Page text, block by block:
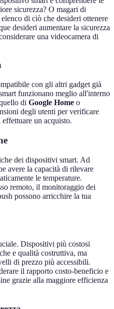
sicurezza? O magari di
di ciò che desideri ottenere
desideri aumentare la sicurezza
una videocamera di
con gli altri gadget già
funzionano meglio all'interno
di Google Home o
degli utenti per verificare
un acquisto.
dei dispositivi smart. Ad
avere la capacità di rilevare
le temperature.
remoto, il monitoraggio dei
possono arricchire la tua
Dispositivi più costosi
e qualità costruttiva, ma
di prezzo più accessibili.
il rapporto costo-beneficio e
grazie alla maggiore efficienza